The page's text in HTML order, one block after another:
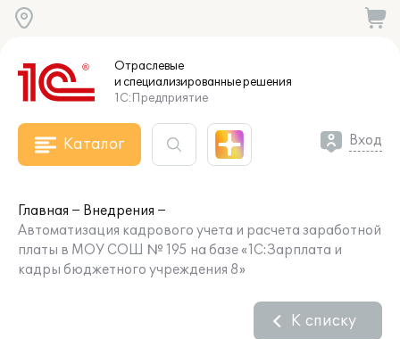
Отраслевые
и специализированныерешения
1С:Предприятие
Каталог Вход
Главная
Внедрения
Автоматизация кадрового учета и расчета заработной
платы в МОУ СОШ № 195 на базе «1С:Зарплата и
кадры бюджетного учреждения 8»
К списку